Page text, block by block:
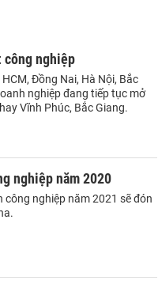
công nghiệp
Đồng Nai, Hà Nội, Bắc
nghiệp đang tiếp tục mở
Vĩnh Phúc, Bắc Giang.
nghiệp năm 2020
nghiệp năm 2021 sẽ đón